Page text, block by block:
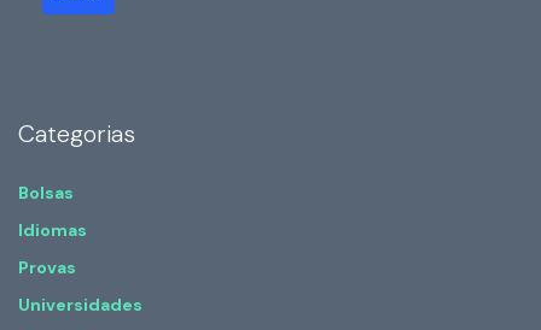
Categorias
Bolsas
Idiomas
Provas
Universidades